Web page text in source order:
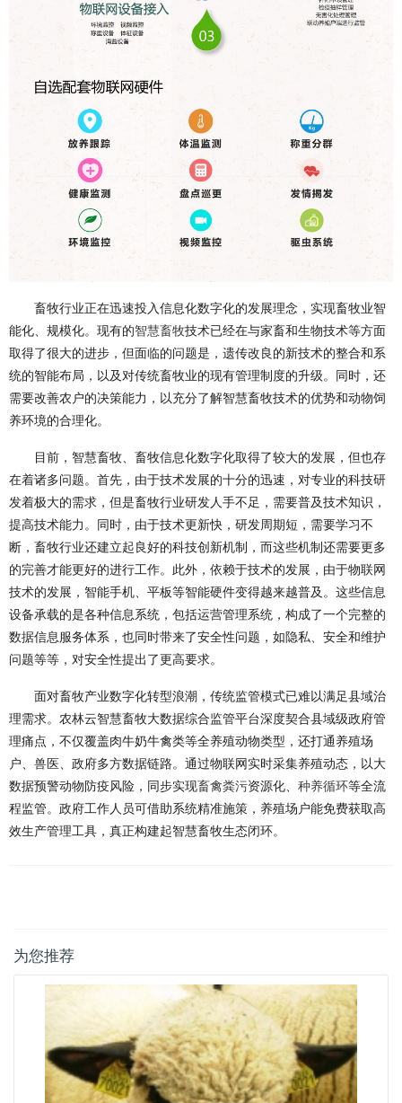
畜牧行业正在迅速投入信息化数字化的发展理念，实现畜牧业智
能化、规模化。现有的智慧畜牧技术已经在与家畜和生物技术等方面
取得了很大的进步，但面临的问题是，遗传改良的新技术的整合和系
统的智能布局，以及对传统畜牧业的现有管理制度的升级。同时，还
需要改善农户的决策能力，以充分了解智慧畜牧技术的优势和动物饲
养环境的合理化。
目前，智慧畜牧、畜牧信息化数字化取得了较大的发展，但也存
在着诸多问题。首先，由于技术发展的十分的迅速，对专业的科技研
发着极大的需求，但是畜牧行业研发人手不足，需要普及技术知识，
提高技术能力。同时，由于技术更新快，研发周期短，需要学习不
断，畜牧行业还建立起良好的科技创新机制，而这些机制还需要更多
的完善才能更好的进行工作。此外，依赖于技术的发展，由于物联网
技术的发展，智能手机、平板等智能硬件变得越来越普及。这些信息
设备承载的是各种信息系统，包括运营管理系统，构成了一个完整的
数据信息服务体系，也同时带来了安全性问题，如隐私、安全和维护
问题等等，对安全性提出了更高要求。
面对畜牧产业数字化转型浪潮，传统监管模式已难以满足县域治
理需求。农林云智慧畜牧大数据综合监管平台深度契合县域级政府管
理痛点，不仅覆盖肉牛奶牛禽类等全养殖动物类型，还打通养殖场
户、兽医、政府多方数据链路。通过物联网实时采集养殖动态，以大
数据预警动物防疫风险，同步实现畜禽粪污资源化、 种养循环等全流
程监管。政府工作人员可借助系统精准施策，养殖场户能免费获取高
效生产管理工具，真正构建起智慧畜牧生态闭环。
为您推荐